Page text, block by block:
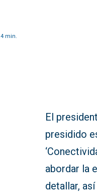
4min.
El
presidido
abordar la
detallar,